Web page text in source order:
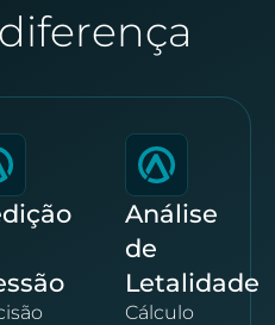
Análise
de
Letalidade
Cálculo